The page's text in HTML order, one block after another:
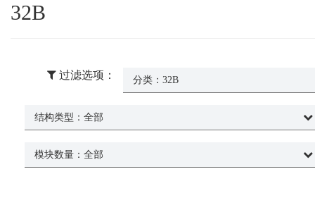
32B
过滤选项： 分类： 32B
结构类型： 全部
模块数量： 全部